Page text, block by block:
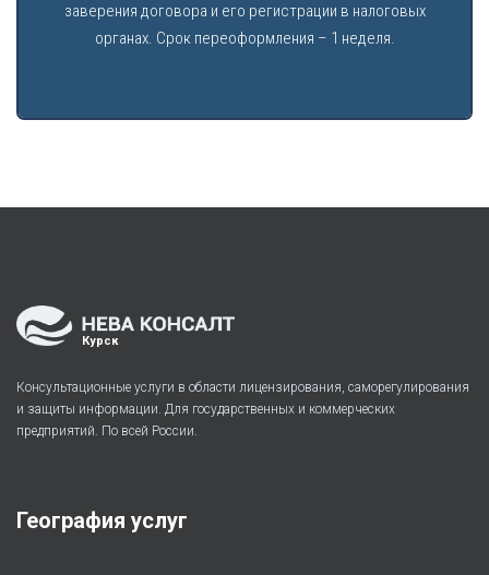
заверения договора и его регистрации в налоговых
органах. Срок переоформления – 1 неделя.
Курск
Консультационные услуги в области лицензирования, саморегулирования
и защиты информации. Для государственных и коммерческих
предприятий. По всей России.
География услуг